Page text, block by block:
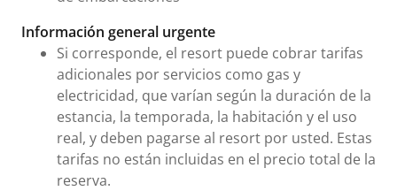
Información general urgente
Si corresponde, el resort puede cobrar tarifas
adicionales por servicios como gas y
electricidad, que varían según la duración de la
estancia, la temporada, la habitación y el uso
real, y deben pagarse al resort por usted. Estas
tarifas no están incluidas en el precio total de la
reserva.